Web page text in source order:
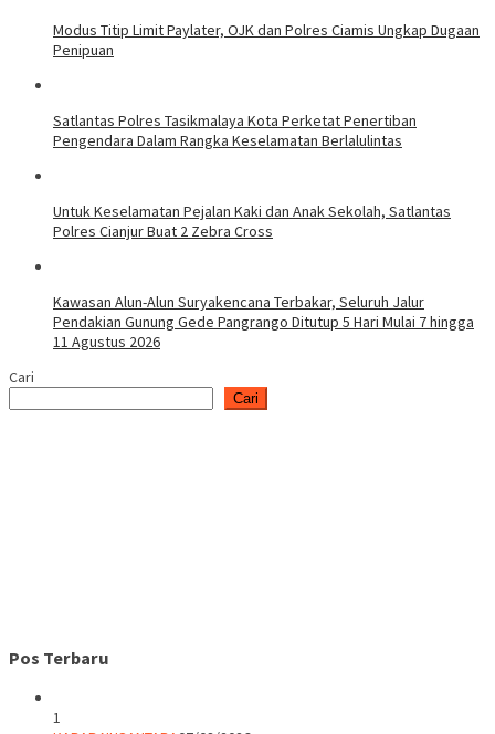
Modus Titip Limit Paylater, OJK dan Polres Ciamis Ungkap Dugaan
Penipuan
Satlantas Polres Tasikmalaya Kota Perketat Penertiban
Pengendara Dalam Rangka Keselamatan Berlalulintas
Untuk Keselamatan Pejalan Kaki dan Anak Sekolah, Satlantas
Polres Cianjur Buat 2 Zebra Cross
Kawasan Alun-Alun Suryakencana Terbakar, Seluruh Jalur
Pendakian Gunung Gede Pangrango Ditutup 5 Hari Mulai 7 hingga
11 Agustus 2026
Cari
Cari
Pos Terbaru
1